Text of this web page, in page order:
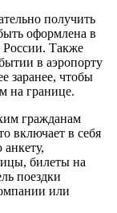
получить
оформлена в
России. Также
в аэропорту
заранее, чтобы
на границе.
гражданам
включает в себя
билеты на
поездки
или